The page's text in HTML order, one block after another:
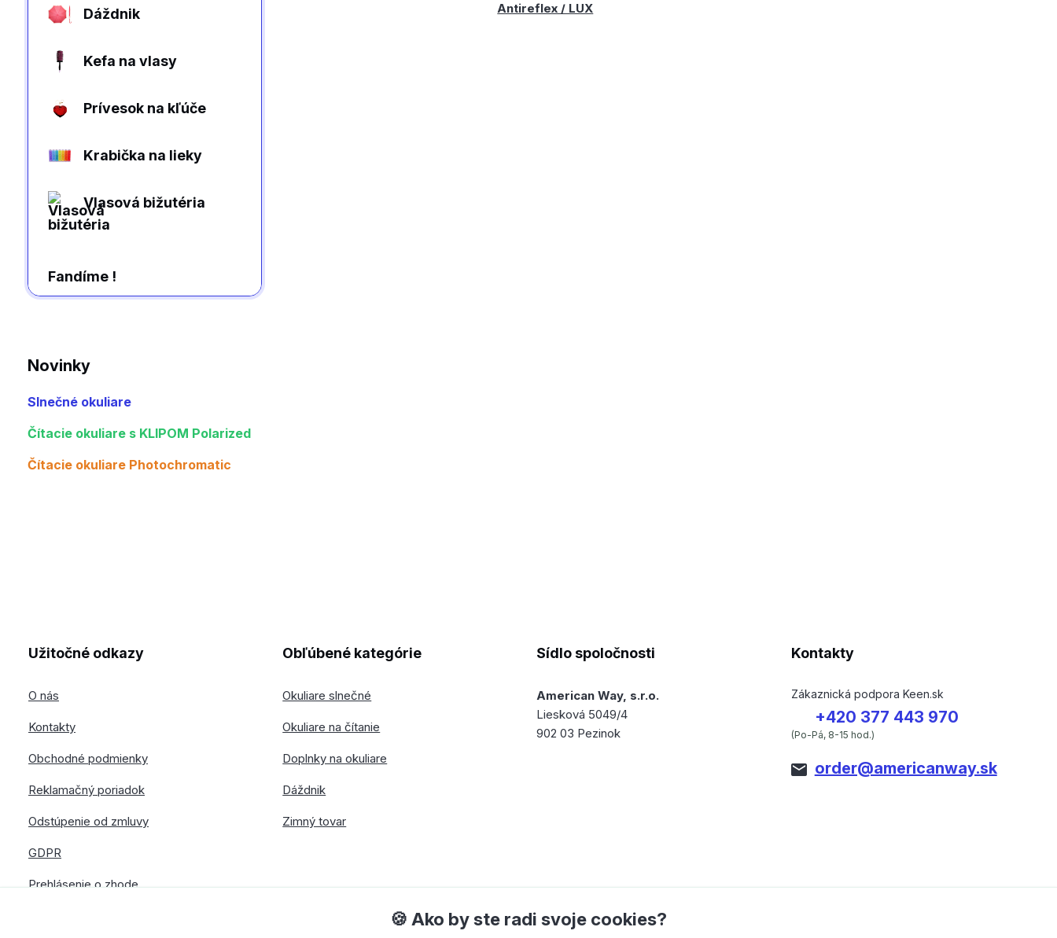
Dáždnik
Kefa na vlasy
Prívesok na kľúče
Krabička na lieky
Vlasová bižutéria
Fandíme !
Novinky
Slnečné okuliare
Čítacie okuliare s KLIPOM Polarized
Čítacie okuliare Photochromatic
Antireflex / LUX
Užitočné odkazy
O nás
Kontakty
Obchodné podmienky
Reklamačný poriadok
Odstúpenie od zmluvy
GDPR
Prehlásenie o zhode
Obľúbené kategórie
Okuliare slnečné
Okuliare na čítanie
Doplnky na okuliare
Dáždnik
Zimný tovar
Sídlo spoločnosti
American Way, s.r.o.
Liesková 5049/4
902 03 Pezinok
Kontakty
Zákaznická podpora Keen.sk
+420 377 443 970
(Po-Pá, 8-15 hod.)
order@americanway.sk
🍪 Ako by ste radi svoje cookies?